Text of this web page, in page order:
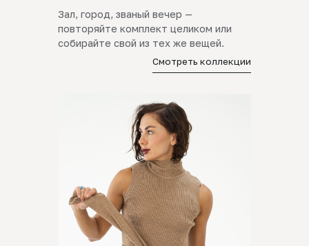
Зал, город, званый вечер —
повторяйте комплект целиком или
собирайте свой из тех же вещей.
Смотреть коллекции